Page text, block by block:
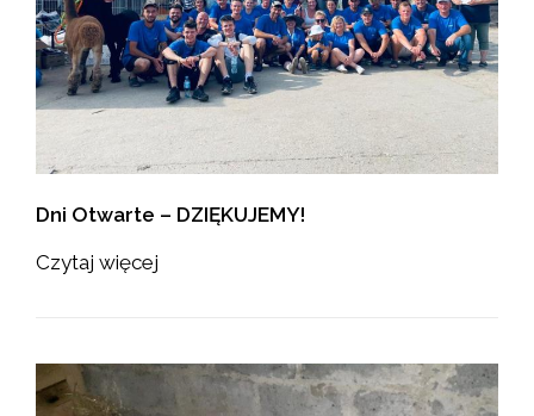
Dni Otwarte – DZIĘKUJEMY!
Czytaj więcej